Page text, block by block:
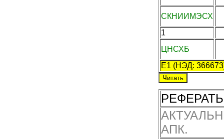
СКНИИМЭСХ
1
ЦНСХБ
E1 (НЭД:
АПК.